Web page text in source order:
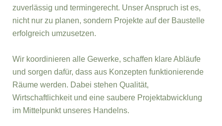
zuverlässig und termingerecht. Unser Anspruch ist es,
nicht nur zu planen, sondern Projekte auf der Baustelle
erfolgreich umzusetzen.
Wir koordinieren alle Gewerke, schaffen klare Abläufe
und sorgen dafür, dass aus Konzepten funktionierende
Räume werden. Dabei stehen Qualität,
Wirtschaftlichkeit und eine saubere Projektabwicklung
im Mittelpunkt unseres Handelns.